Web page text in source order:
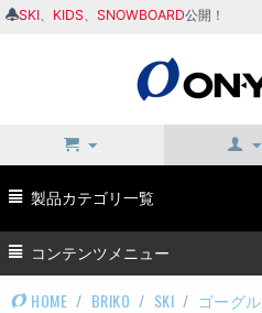
SKI KIDS SNOWBOARD公開！
製品カテゴリ一覧
コンテンツメニュー
HOME / BRIKO / SKI / ゴーグル